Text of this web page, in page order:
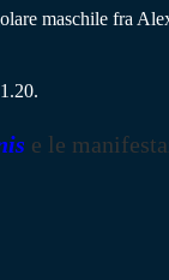
maschile fra
e le